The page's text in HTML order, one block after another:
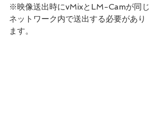
※映像送出時にvMixとLM-Camが同じ
ネットワーク内で送出する必要があり
ます。